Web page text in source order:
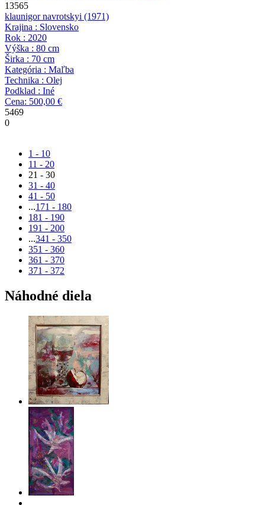
13565
klaunigor navrotskyi (1971)
Krajina : Slovensko
Rok : 2020
Výška : 80 cm
Širka : 70 cm
Kategória : Maľba
Technika : Olej
Podklad : Iné
Cena: 500,00 €
5469
0
1 - 10
11 - 20
21 - 30
31 - 40
41 - 50
...171 - 180
181 - 190
191 - 200
...341 - 350
351 - 360
361 - 370
371 - 372
Náhodné diela